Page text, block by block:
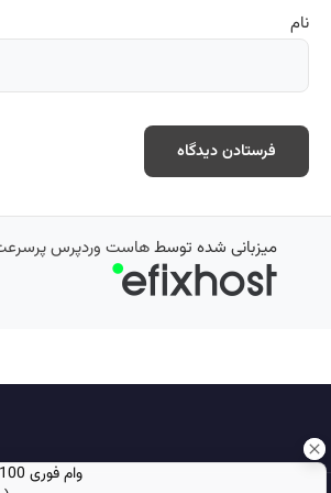
نام
میزبانی شده توسطهاست وردپرس